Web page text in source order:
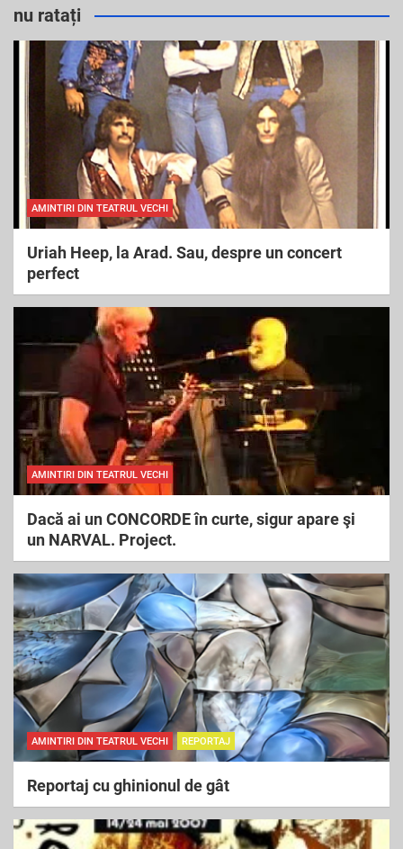
c
nu ratați
AMINTIRI DIN TEATRUL VECHI
Uriah Heep, la Arad. Sau, despre un concert
perfect
AMINTIRI DIN TEATRUL VECHI
Dacă ai un CONCORDE în curte, sigur apare şi
un NARVAL. Project.
AMINTIRI DIN TEATRUL VECHI REPORTAJ
Reportaj cu ghinionul de gât